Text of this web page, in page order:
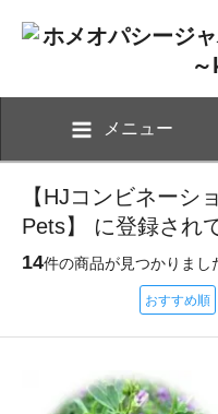
メニュー
【HJコンビネーシ
Pets】 に登録され
14件の商品が見つかりまし
おすすめ順